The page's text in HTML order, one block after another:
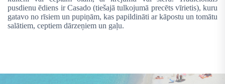
pusdienu ēdiens irCasado (tiešajā tulkojumā precēts vīrietis), kuru
gatavo no rīsiem un pupiņām, kas papildināti ar kāpostu un tomātu
salātiem, ceptiem dārzeņiem un gaļu.